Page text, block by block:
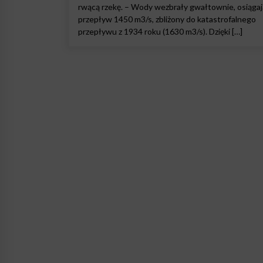
rwącą rzekę. – Wody wezbrały gwałtownie,
przepływ 1450 m3/s, zbliżony do katastrofalnego
przepływu z 1934 roku (1630 m3/s). Dzięki […]